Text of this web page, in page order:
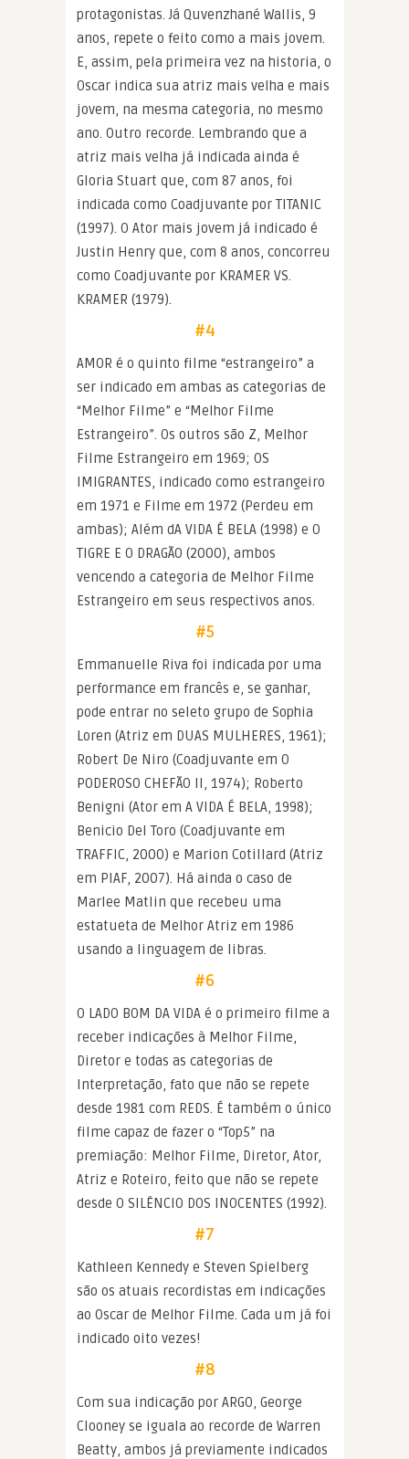
protagonistas. Já Quvenzhané Wallis, 9
anos, repete o feito como a mais jovem.
E, assim, pela primeira vez na historia, o
Oscar indica sua atriz mais velha e mais
jovem, na mesma categoria, no mesmo
ano. Outro recorde. Lembrando que a
atriz mais velha já indicada ainda é
Gloria Stuart que, com 87 anos, foi
indicada como Coadjuvante por TITANIC
(1997). O Ator mais jovem já indicado é
Justin Henry que, com 8 anos, concorreu
como Coadjuvante por KRAMER VS.
KRAMER (1979).
#4
AMOR é o quinto filme “estrangeiro” a
ser indicado em ambas as categorias de
“Melhor Filme” e “Melhor Filme
Estrangeiro”. Os outros são Z, Melhor
Filme Estrangeiro em 1969; OS
IMIGRANTES, indicado como estrangeiro
em 1971 e Filme em 1972 (Perdeu em
ambas); Além dA VIDA É BELA (1998) e O
TIGRE E O DRAGÃO (2000), ambos
vencendo a categoria de Melhor Filme
Estrangeiro em seus respectivos anos.
#5
Emmanuelle Riva foi indicada por uma
performance em francês e, se ganhar,
pode entrar no seleto grupo de Sophia
Loren (Atriz em DUAS MULHERES, 1961);
Robert De Niro (Coadjuvante em O
PODEROSO CHEFÃO II, 1974); Roberto
Benigni (Ator em A VIDA É BELA, 1998);
Benicio Del Toro (Coadjuvante em
TRAFFIC, 2000) e Marion Cotillard (Atriz
em PIAF, 2007). Há ainda o caso de
Marlee Matlin que recebeu uma
estatueta de Melhor Atriz em 1986
usando a linguagem de libras.
#6
O LADO BOM DA VIDA é o primeiro filme a
receber indicações à Melhor Filme,
Diretor e todas as categorias de
Interpretação, fato que não se repete
desde 1981 com REDS. É também o único
filme capaz de fazer o “Top5” na
premiação: Melhor Filme, Diretor, Ator,
Atriz e Roteiro, feito que não se repete
desde O SILÊNCIO DOS INOCENTES (1992).
#7
Kathleen Kennedy e Steven Spielberg
são os atuais recordistas em indicações
ao Oscar de Melhor Filme. Cada um já foi
indicado oito vezes!
#8
Com sua indicação por ARGO, George
Clooney se iguala ao recorde de Warren
Beatty, ambos já previamente indicados